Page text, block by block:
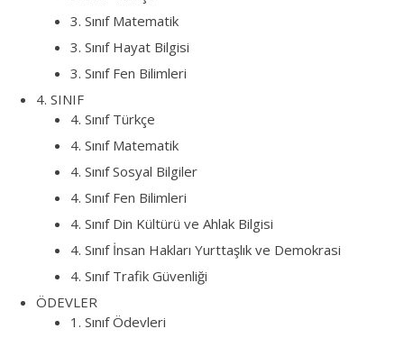
3. Sınıf Matematik
3. Sınıf Hayat Bilgisi
3. Sınıf Fen Bilimleri
4. SINIF
4. Sınıf Türkçe
4. Sınıf Matematik
4. Sınıf Sosyal Bilgiler
4. Sınıf Fen Bilimleri
4. Sınıf Din Kültürü ve Ahlak Bilgisi
4. Sınıf İnsan Hakları Yurttaşlık ve Demokrasi
4. Sınıf Trafik Güvenliği
ÖDEVLER
1. Sınıf Ödevleri